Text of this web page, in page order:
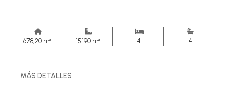
678,20 m² 15.190 m² 4 4
MÁS DETALLES